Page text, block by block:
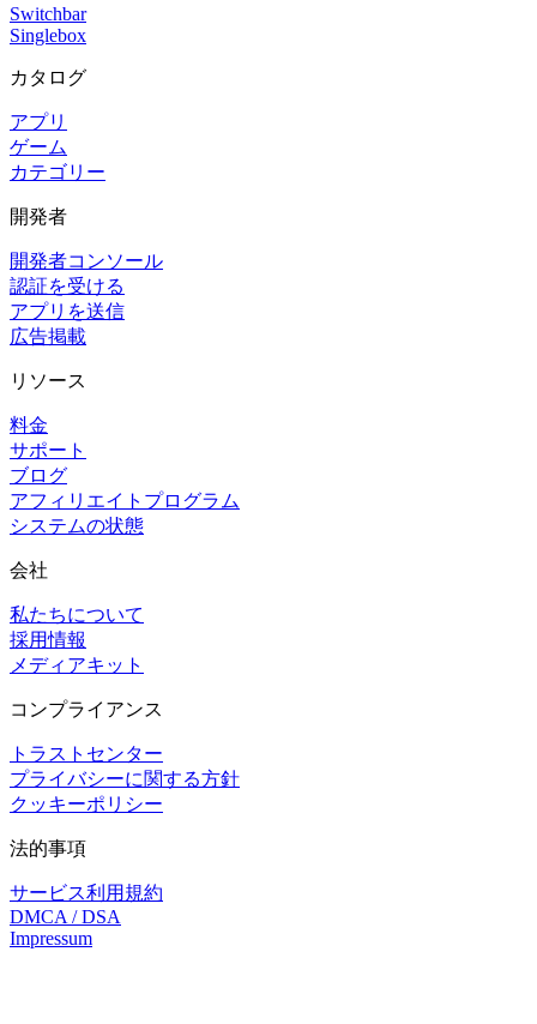
Switchbar
Singlebox
カタログ
アプリ
ゲーム
カテゴリー
開発者
開発者コンソール
認証を受ける
アプリを送信
広告掲載
リソース
料金
サポート
ブログ
アフィリエイトプログラム
システムの状態
会社
私たちについて
採用情報
メディアキット
コンプライアンス
トラストセンター
プライバシーに関する方針
クッキーポリシー
法的事項
サービス利用規約
DMCA / DSA
Impressum